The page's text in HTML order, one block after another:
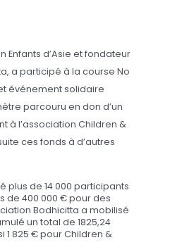
Enfants d’Asie et fondateur
a participé à la course No
événement solidaire
parcouru en don d’un
à l’association Children &
ces fonds à d’autres
plus de 14 000 participants
de 400 000 € pour des
Bodhicitta a mobilisé
un total de 1825,24
1 825 € pour Children &